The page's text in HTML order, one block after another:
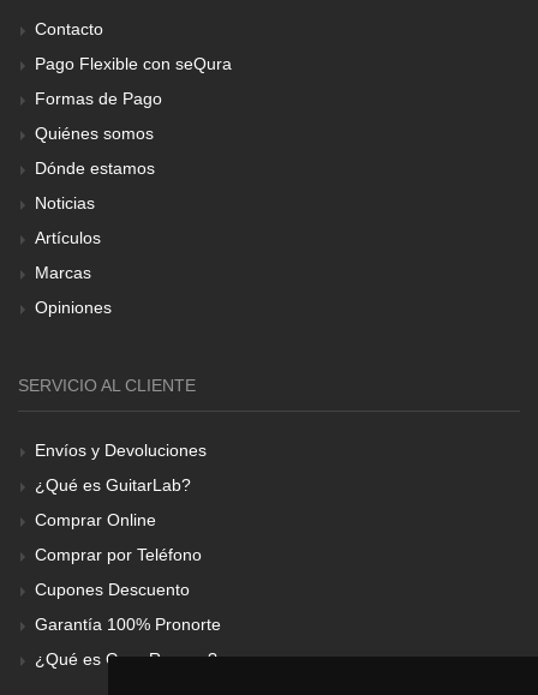
Contacto
Pago Flexible con seQura
Formas de Pago
Quiénes somos
Dónde estamos
Noticias
Artículos
Marcas
Opiniones
SERVICIO AL CLIENTE
Envíos y Devoluciones
¿Qué es GuitarLab?
Comprar Online
Comprar por Teléfono
Cupones Descuento
Garantía 100% Pronorte
¿Qué es Gear Renove?